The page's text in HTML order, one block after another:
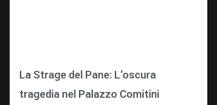
La Strage del Pane: L’oscura
tragedia nel Palazzo Comitini